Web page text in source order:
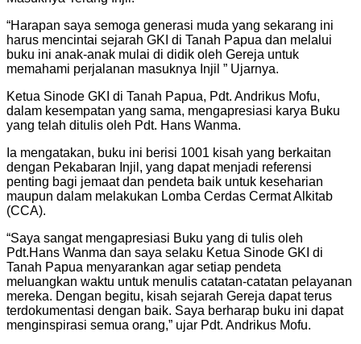
“Harapan saya semoga generasi muda yang sekarang ini
harus mencintai sejarah GKI di Tanah Papua dan melalui
buku ini anak-anak mulai di didik oleh Gereja untuk
memahami perjalanan masuknya Injil ” Ujarnya.
Ketua Sinode GKI di Tanah Papua, Pdt. Andrikus Mofu,
dalam kesempatan yang sama, mengapresiasi karya Buku
yang telah ditulis oleh Pdt. Hans Wanma.
Ia mengatakan, buku ini berisi 1001 kisah yang berkaitan
dengan Pekabaran Injil, yang dapat menjadi referensi
penting bagi jemaat dan pendeta baik untuk keseharian
maupun dalam melakukan Lomba Cerdas Cermat Alkitab
(CCA).
“Saya sangat mengapresiasi Buku yang di tulis oleh
Pdt.Hans Wanma dan saya selaku Ketua Sinode GKI di
Tanah Papua menyarankan agar setiap pendeta
meluangkan waktu untuk menulis catatan-catatan pelayanan
mereka. Dengan begitu, kisah sejarah Gereja dapat terus
terdokumentasi dengan baik. Saya berharap buku ini dapat
menginspirasi semua orang,” ujar Pdt. Andrikus Mofu.